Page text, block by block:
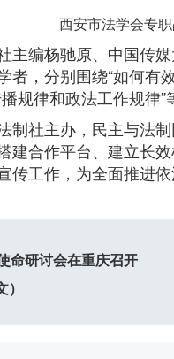
西安市法学会专
编杨驰原、中国传
，分别围绕“如何
规律和政法工作规律”
社主办，民主与法
建合作平台、建立长
工作，为全面推进
命研讨会在重庆召开